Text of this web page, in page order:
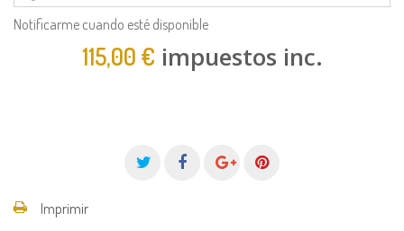
Notificarme cuando esté disponible
115,00 € impuestos inc.
Imprimir